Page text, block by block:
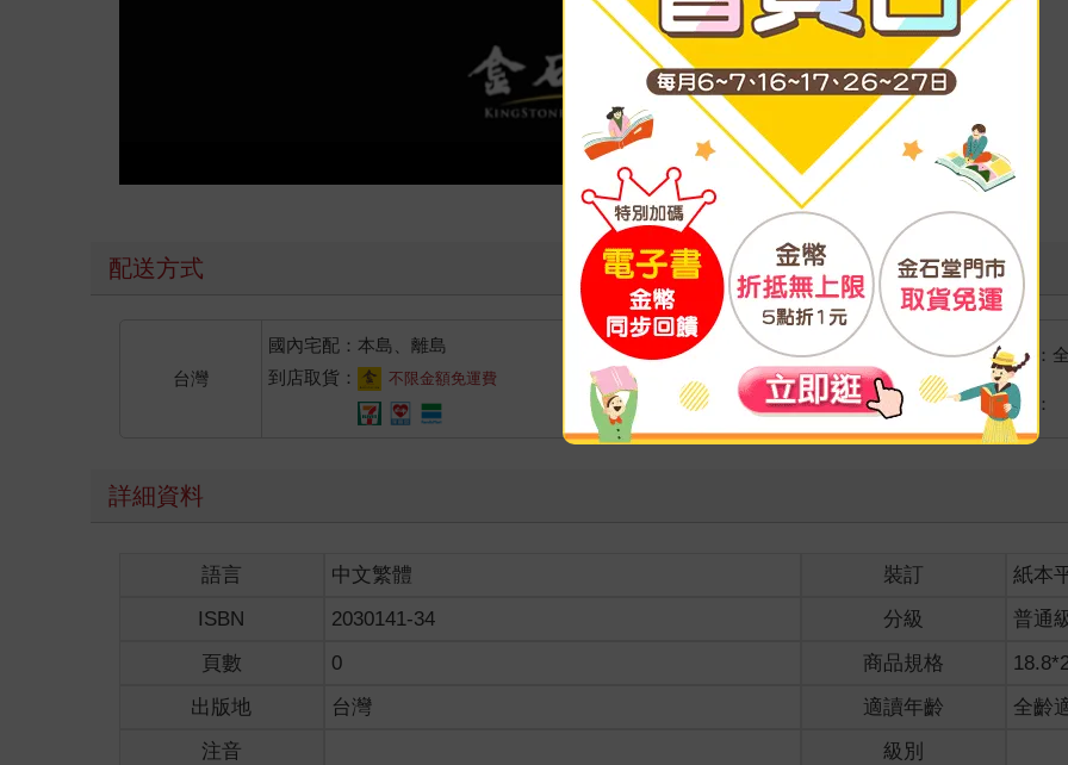
配送方式
台灣
國內宅配：本島、離島
到店取貨：
不限金額免運費 海外
國際快遞：
港澳店取：
詳細資料
語言 中文繁體 裝訂
紙本
ISBN
2030141-34 分級
普通
頁數
0 商品規格
出版地
台灣 適讀年齡
全齡
注音
級別